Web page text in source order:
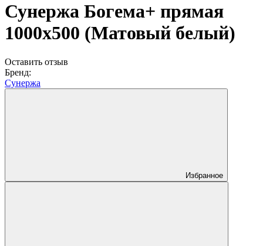
Сунержа Богема+ прямая
1000х500 (Матовый белый)
Оставить отзыв
Бренд:
Сунержа
Избранное